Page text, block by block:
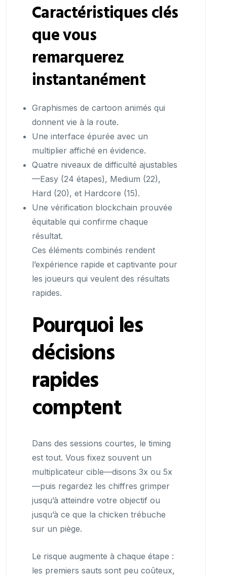
Caractéristiques clés
que vous
remarquerez
instantanément
Graphismes de cartoon animés qui
donnent vie à la route.
Une interface épurée avec un
multiplier affiché en évidence.
Quatre niveaux de difficulté ajustables
—Easy (24 étapes), Medium (22),
Hard (20), et Hardcore (15).
Une vérification blockchain prouvée
équitable qui confirme chaque
résultat.
Ces éléments combinés rendent
l’expérience rapide et captivante pour
les joueurs qui veulent des résultats
rapides.
Pourquoi les
décisions
rapides
comptent
Dans des sessions courtes, le timing
est tout. Vous fixez souvent un
multiplicateur cible—disons 3x ou 5x
—puis regardez les chiffres grimper
jusqu’à atteindre votre objectif ou
jusqu’à ce que la chicken trébuche
sur un piège.
Le risque augmente à chaque étape :
les premiers sauts sont peu coûteux,